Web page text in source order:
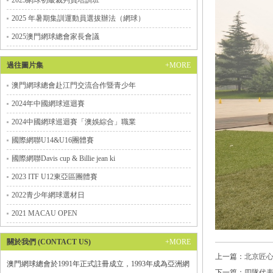
2025 年暑期集訓運動員選拔辦法（網球）
2025澳門網球總會家長會議
過往圖片集 +MORE
澳門網球總會赴江門交流合作暨青少年
2024年中國網球巡迴賽
2024中國網球巡迴賽「澳娛綜合」職業
國際網聯U14&U16團體賽
國際網聯Davis cup & Billie jean ki
2023 ITF U12東亞區團體賽
2022青少年網球選材日
2021 MACAU OPEN
關於我們 (CONTACT US) +MORE
澳門網球總會於1991年正式註冊成立，1993年成為亞洲網
上一篇： 北京匠